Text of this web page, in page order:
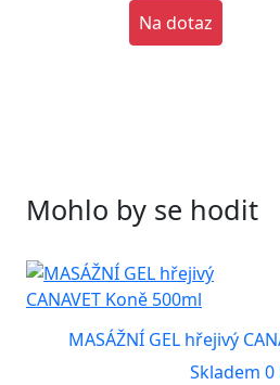
Na dotaz
Mohlo by se hodit
MASÁŽNÍ GEL hřejivý
Skladem 0